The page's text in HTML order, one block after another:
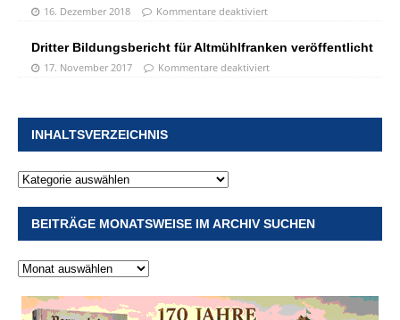
16. Dezember 2018 Kommentare deaktiviert
Dritter Bildungsbericht für Altmühlfranken veröffentlicht
17. November 2017 Kommentare deaktiviert
INHALTSVERZEICHNIS
BEITRÄGE MONATSWEISE IM ARCHIV SUCHEN